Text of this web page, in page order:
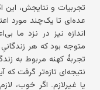
تجربیات و نتایجش، این
عده‌ای تا یک‌چند مورد
اندازه نیز در نزد ما
متوجه بود که هر زندگانیِ
تجربهٔ کهنه مربوط به
نتیجه‌ای تازه‌تر گرفت که
یا غیرلازم. اگر خوب،